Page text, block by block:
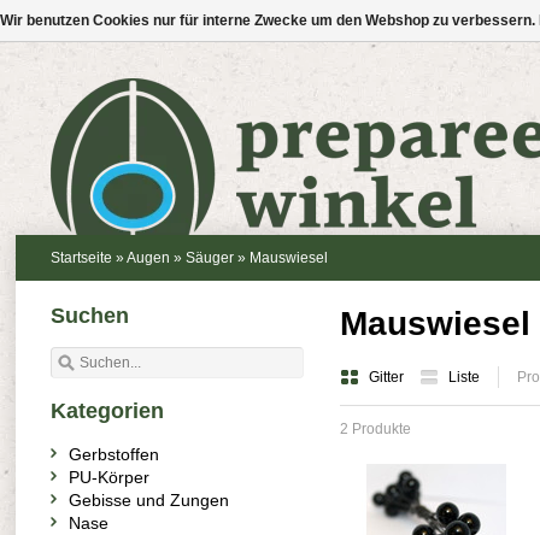
Startseite » Augen » Säuger » Mauswiesel
Gitter Liste
2 Produkte
Suchen
Kategorien
Gerbstoffen
PU-Körper
Gebisse und Zungen
Nase
Wir benutzen Cookies nur für interne Zwecke um den Webshop zu